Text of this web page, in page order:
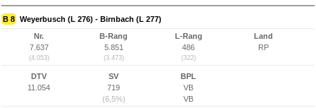
B 8 Weyerbusch (L 276) - Birnbach (L 277)
Nr.
7.637
(4.053)
B-Rang
5.851
(3.473)
L-Rang
486
(322)
Land
RP
DTV
11.054
SV
719
(6,5%)
BPL
VB
VB